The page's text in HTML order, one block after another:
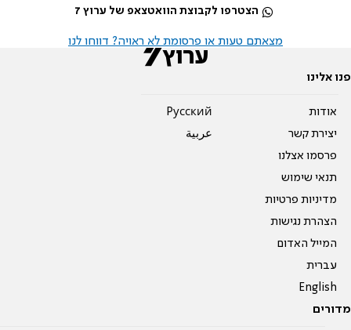
הצטרפו לקבוצת הוואטצאפ של ערוץ 7
מצאתם טעות או פרסומת לא ראויה? דווחו לנו
פנו אלינו
אודות
יצירת קשר
פרסמו אצלנו
תנאי שימוש
מדיניות פרטיות
הצהרת נגישות
המייל האדום
עברית
English
Pусский
عربية
מדורים